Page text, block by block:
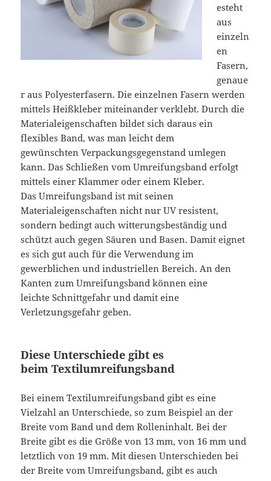
esteht
aus
einzeln
en
Fasern,
genaue
r aus Polyesterfasern. Die einzelnen Fasern werden
mittels Heißkleber miteinander verklebt. Durch die
Materialeigenschaften bildet sich daraus ein
flexibles Band, was man leicht dem
gewünschten Verpackungsgegenstand umlegen
kann. Das Schließen vom Umreifungsband erfolgt
mittels einer Klammer oder einem Kleber.
Das Umreifungsband ist mit seinen
Materialeigenschaften nicht nur UV resistent,
sondern bedingt auch witterungsbeständig und
schützt auch gegen Säuren und Basen. Damit eignet
es sich gut auch für die Verwendung im
gewerblichen und industriellen Bereich. An den
Kanten zum Umreifungsband können eine
leichte Schnittgefahr und damit eine
Verletzungsgefahr geben.
Diese Unterschiede gibt es
beim Textilumreifungsband
Bei einem Textilumreifungsband gibt es eine
Vielzahl an Unterschiede, so zum Beispiel an der
Breite vom Band und dem Rolleninhalt. Bei der
Breite gibt es die Größe von 13 mm, von 16 mm und
letztlich von 19 mm. Mit diesen Unterschieden bei
der Breite vom Umreifungsband, gibt es auch